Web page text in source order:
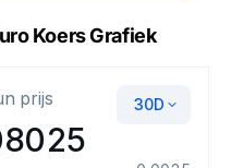
Koers Grafiek